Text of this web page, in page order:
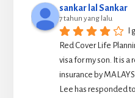
sankar lal Sankar
7 tahun yang lalu
I
Red Cover Life
visa for my son. It is
insurance by
Lee has responded